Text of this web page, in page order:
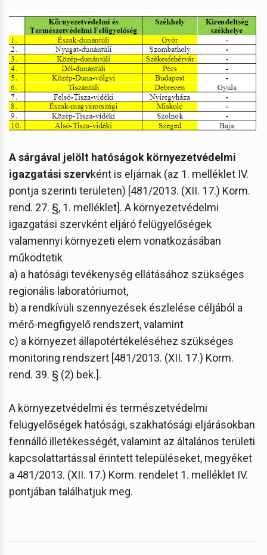
A sárgával jelölt hatóságok környezetvédelmi
igazgatási szervként is eljárnak (az 1. melléklet IV.
pontja szerinti területen) [481/2013. (XII. 17.) Korm.
rend. 27. §, 1. melléklet]. A környezetvédelmi
igazgatási szervként eljáró felügyelőségek
valamennyi környezeti elem vonatkozásában
működtetik
a) a hatósági tevékenység ellátásához szükséges
regionális laboratóriumot,
b) a rendkívüli szennyezések észlelése céljából a
mérő-megfigyelő rendszert, valamint
c) a környezet állapotértékeléséhez szükséges
monitoring rendszert [481/2013. (XII. 17.) Korm.
rend. 39. § (2) bek.].
A környezetvédelmi és természetvédelmi
felügyelőségek hatósági, szakhatósági eljárásokban
fennálló illetékességét, valamint az általános területi
kapcsolattartással érintett településeket, megyéket
a 481/2013. (XII. 17.) Korm. rendelet 1. melléklet IV.
pontjában találhatjuk meg.